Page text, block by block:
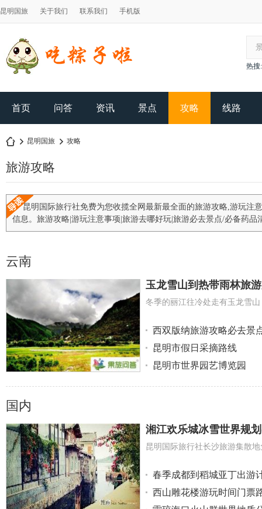
昆明国旅 关于我们 联系我们 手机版
热搜:
首页 问答 资讯 景点 攻略 线路
明
中
昆明国旅 攻略
旅游攻略
昆明国际旅行社免费为您收揽全网最新最全面的旅游攻略,游玩注
信息。旅游攻略|游玩注意事项|旅游去哪好玩|旅游必去景点/必备药品
云南
玉龙雪山到热带雨林旅
西双版纳旅游攻略必去景
昆明市假日采摘路线
昆明市世界园艺博览园
国内
湘江欢乐城冰雪世界规
春季成都到稻城亚丁出游
西山雕花楼游玩时间门票